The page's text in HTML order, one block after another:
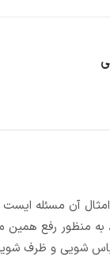
امثال آن مسئله
به منظور رفع
لباس شویی و ظرف